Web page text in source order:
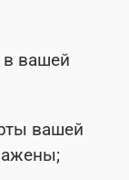
в вашей
вашей